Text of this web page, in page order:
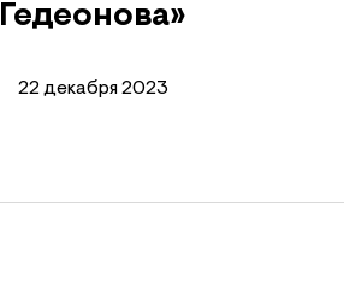
Гедеонова»
22 декабря 2023